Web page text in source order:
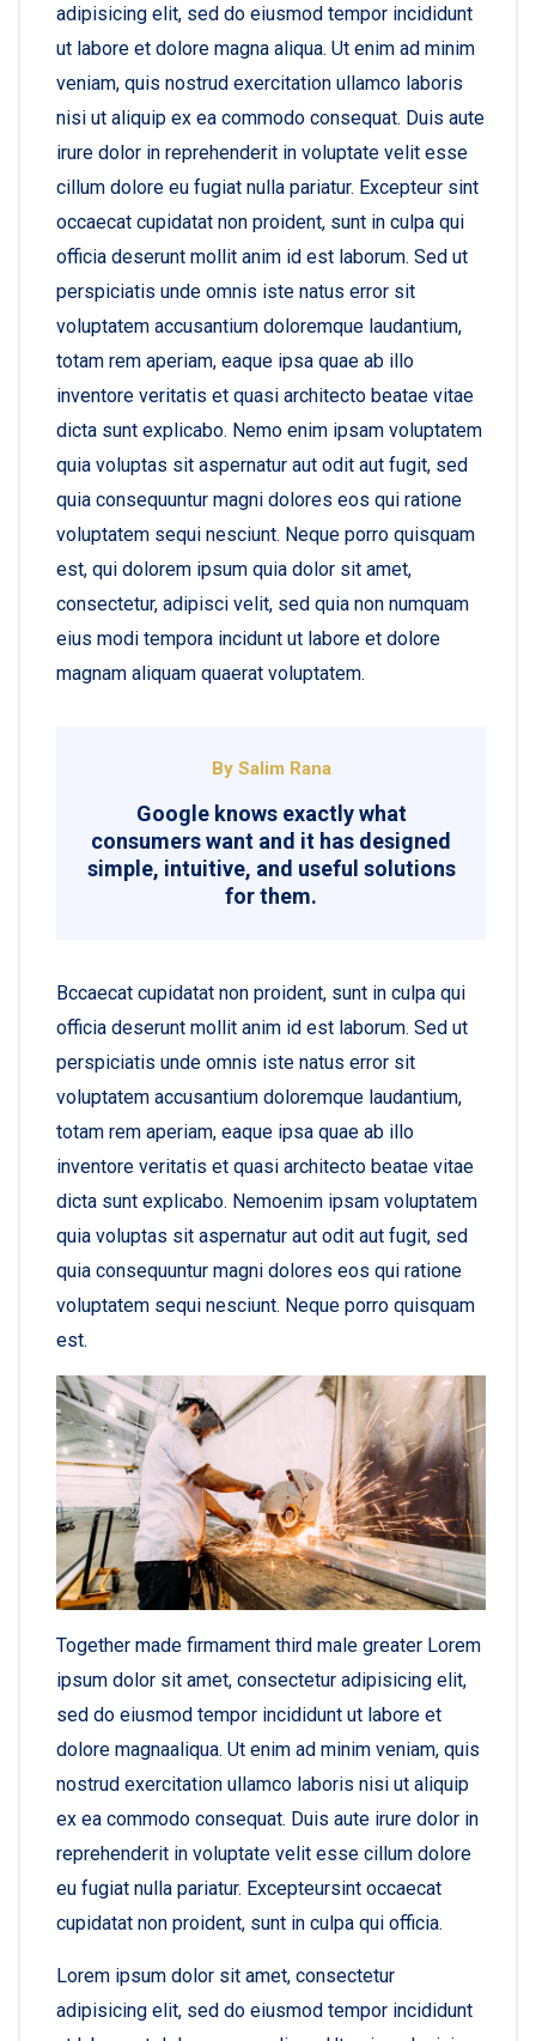
adipisicing elit, sed do eiusmod tempor incididunt
ut labore et dolore magna aliqua. Ut enim ad minim
veniam, quis nostrud exercitation ullamco laboris
nisi ut aliquip ex ea commodo consequat. Duis aute
irure dolor in reprehenderit in voluptate velit esse
cillum dolore eu fugiat nulla pariatur. Excepteur sint
occaecat cupidatat non proident, sunt in culpa qui
officia deserunt mollit anim id est laborum. Sed ut
perspiciatis unde omnis iste natus error sit
voluptatem accusantium doloremque laudantium,
totam rem aperiam, eaque ipsa quae ab illo
inventore veritatis et quasi architecto beatae vitae
dicta sunt explicabo. Nemo enim ipsam voluptatem
quia voluptas sit aspernatur aut odit aut fugit, sed
quia consequuntur magni dolores eos qui ratione
voluptatem sequi nesciunt. Neque porro quisquam
est, qui dolorem ipsum quia dolor sit amet,
consectetur, adipisci velit, sed quia non numquam
eius modi tempora incidunt ut labore et dolore
magnam aliquam quaerat voluptatem.
By Salim Rana
Google knows exactly what
consumers want and it has designed
simple, intuitive, and useful solutions
for them.
Bccaecat cupidatat non proident, sunt in culpa qui
officia deserunt mollit anim id est laborum. Sed ut
perspiciatis unde omnis iste natus error sit
voluptatem accusantium doloremque laudantium,
totam rem aperiam, eaque ipsa quae ab illo
inventore veritatis et quasi architecto beatae vitae
dicta sunt explicabo. Nemoenim ipsam voluptatem
quia voluptas sit aspernatur aut odit aut fugit, sed
quia consequuntur magni dolores eos qui ratione
voluptatem sequi nesciunt. Neque porro quisquam
est.
Together made firmament third male greater Lorem
ipsum dolor sit amet, consectetur adipisicing elit,
sed do eiusmod tempor incididunt ut labore et
dolore magnaaliqua. Ut enim ad minim veniam, quis
nostrud exercitation ullamco laboris nisi ut aliquip
ex ea commodo consequat. Duis aute irure dolor in
reprehenderit in voluptate velit esse cillum dolore
eu fugiat nulla pariatur. Excepteursint occaecat
cupidatat non proident, sunt in culpa qui officia.
Lorem ipsum dolor sit amet, consectetur
adipisicing elit, sed do eiusmod tempor incididunt